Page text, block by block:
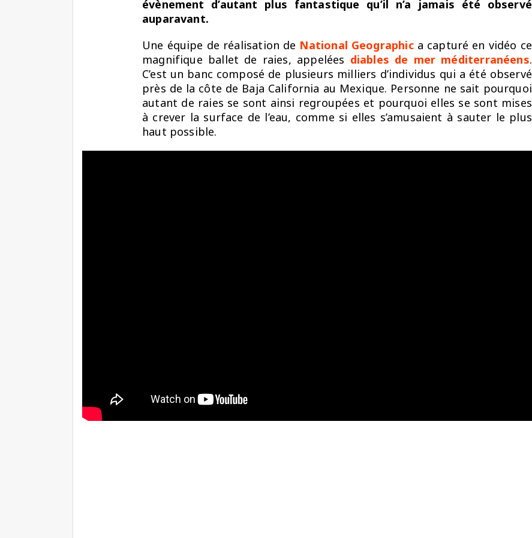
évènement d’autant plus fantastique qu’il n’a jamais été observé
auparavant.
Une équipe de réalisation de National Geographica capturé en vidéo ce
magnifique ballet de raies, appelées diables de mer méditerranéens.
C’est un banc composé de plusieurs milliers d’individus qui a été observé
près de la côte de Baja California au Mexique. Personne ne sait pourquoi
autant de raies se sont ainsi regroupées et pourquoi elles se sont mises
à crever la surface de l’eau, comme si elles s’amusaient à sauter le plus
haut possible.